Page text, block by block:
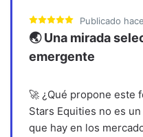
Publicado
🌏 Una mirada
emergente
🚀 ¿Qué propone este
Stars Equities no es
que hay en los